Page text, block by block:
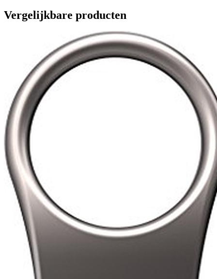
Vergelijkbare producten